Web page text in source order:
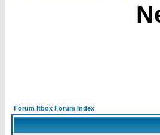
Forum Itbox Forum Index